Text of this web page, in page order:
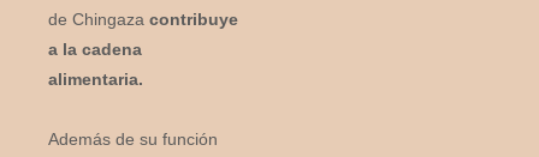
de Chingaza contribuye
a la cadena
alimentaria.
Además de su función